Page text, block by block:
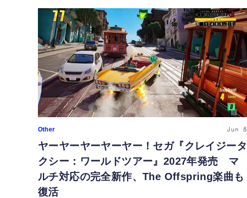
Other Jun 8
ヤーヤーヤーヤーヤー！セガ『クレイジータ
クシー：ワールドツアー』2027年発売 マ
ルチ対応の完全新作、The Offspring楽曲も
復活